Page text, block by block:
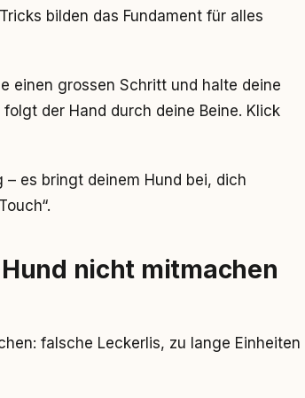
bilden das Fundament für alles
einen grossen Schritt und halte deine
der Hand durch deine Beine. Klick
es bringt deinem Hund bei, dich
nicht mitmachen
falsche Leckerlis, zu lange Einheiten